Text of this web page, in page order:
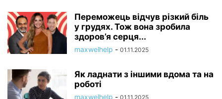
Переможець відчув різкий біль
у грудях. Тож вона зробила
здоров’я серця...
maxwelhelp - 01.11.2025
Як ладнати з іншими вдома та на
роботі
maxwelhelp - 01.11.2025